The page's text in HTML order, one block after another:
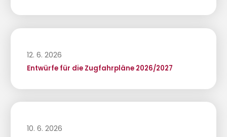
12. 6. 2026
Entwürfe für die Zugfahrpläne 2026/2027
10. 6. 2026